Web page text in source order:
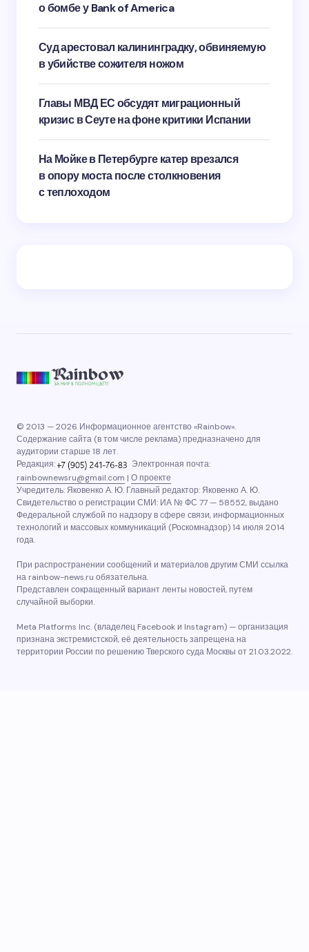
о бомбе у Bank of America
Суд арестовал калининградку, обвиняемую
в убийстве сожителя ножом
Главы МВД ЕС обсудят миграционный
кризис в Сеуте на фоне критики Испании
На Мойке в Петербурге катер врезался
в опору моста после столкновения
с теплоходом
© 2013 — 2026 Информационное агентство «Rainbow».
Содержание сайта (в том числе реклама) предназначено для
аудитории старше 18 лет.
Редакция:
Электронная почта:
rainbownewsru@gmail.com | О проекте
Учредитель: Яковенко А. Ю. Главный редактор: Яковенко А. Ю.
Свидетельство о регистрации СМИ: ИА № ФС 77 — 58552, выдано
Федеральной службой по надзору в сфере связи, информационных
технологий и массовых коммуникаций (Роскомнадзор) 14 июля 2014
года.
При распространении сообщений и материалов другим СМИ ссылка
на rainbow-news.ru обязательна.
Представлен сокращенный вариант ленты новостей, путем
случайной выборки.
Meta Platforms Inc. (владелец Facebook и Instagram) — организация
признана экстремистской, её деятельность запрещена на
территории России по решению Тверского суда Москвы от 21.03.2022.